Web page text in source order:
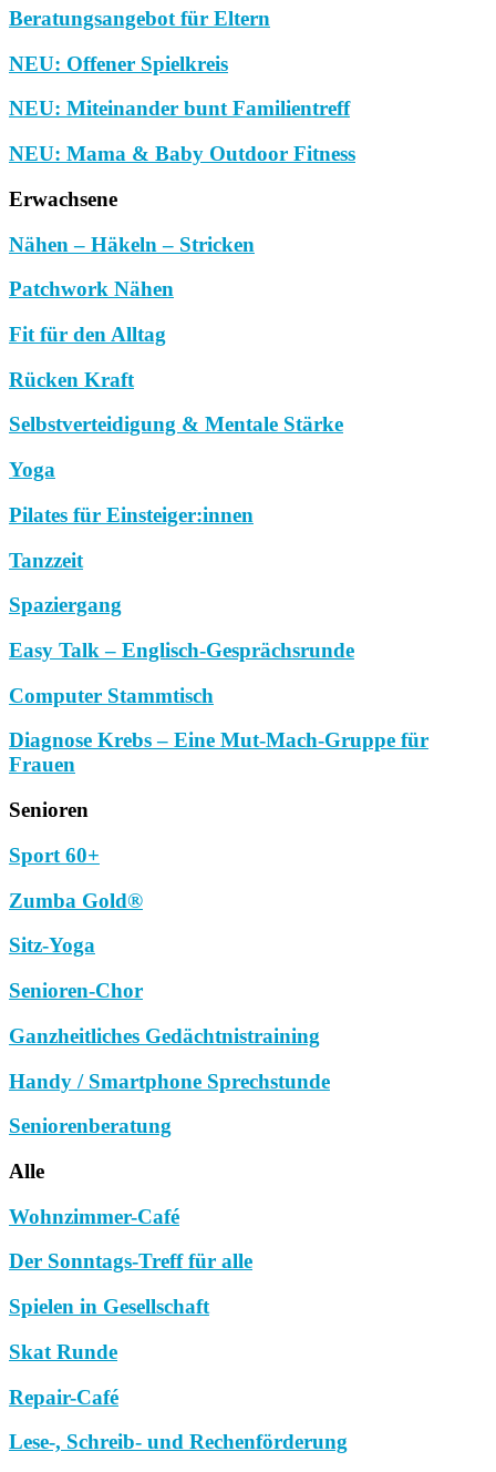
Beratungsangebot für Eltern
NEU: Offener Spielkreis
NEU: Miteinander bunt Familientreff
NEU: Mama & Baby Outdoor Fitness
Erwachsene
Nähen – Häkeln – Stricken
Patchwork Nähen
Fit für den Alltag
Rücken Kraft
Selbstverteidigung & Mentale Stärke
Yoga
Pilates für Einsteiger:innen
Tanzzeit
Spaziergang
Easy Talk – Englisch-Gesprächsrunde
Computer Stammtisch
Diagnose Krebs – Eine Mut-Mach-Gruppe für
Frauen
Senioren
Sport 60+
Zumba Gold®
Sitz-Yoga
Senioren-Chor
Ganzheitliches Gedächtnistraining
Handy / Smartphone Sprechstunde
Seniorenberatung
Alle
Wohnzimmer-Café
Der Sonntags-Treff für alle
Spielen in Gesellschaft
Skat Runde
Repair-Café
Lese-, Schreib- und Rechenförderung